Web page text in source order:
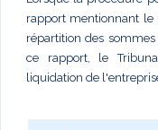
rapport mentionnant le
répartition des
ce rapport, le
liquidation de